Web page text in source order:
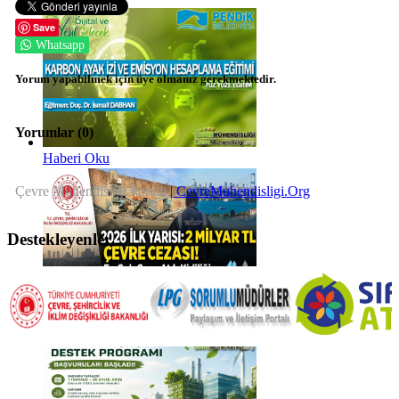
Haberi Oku
Haberi Oku
Save
Whatsapp
Yorum yapabilmek için üye olmanız gerekmektedir.
Yorumlar (0)
Çevre Mühendisliği Portalı| CevreMuhendisligi.Org
Destekleyenler